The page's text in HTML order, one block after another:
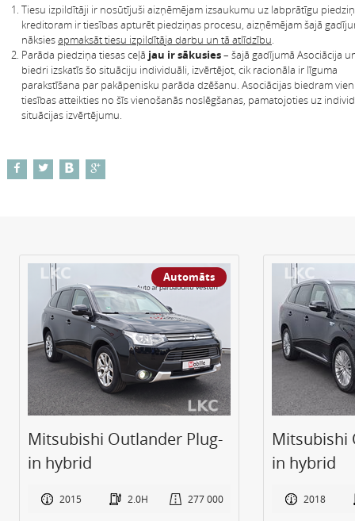
Tiesu izpildītāji ir nosūtījuši aizņēmējam izsaukumu uz labprātīgu
kreditoram ir tiesības apturēt piedziņas procesu, aizņēmējam šajā
nāksiesapmaksāt tiesu izpildītāja darbu un tā atlīdzību.
Parāda piedziņa tiesas ceļā jau ir sākusies– šajā gadījumā Asociācija
biedri izskatīs šo situāciju individuāli, izvērtējot, cik racionāla ir līguma
parakstīšana par pakāpenisku parāda dzēšanu. Asociācijas biedram
tiesības atteikties no šīs vienošanās noslēgšanas, pamatojoties uz
situācijas izvērtējumu.
Automāts
Mitsubishi Outlander Plug-
in hybrid
2015 2.0H 277 000
Mitsubishi
in hybrid
2018